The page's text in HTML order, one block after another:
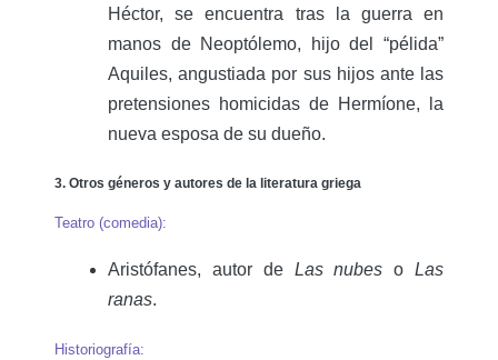
Héctor, se encuentra tras la guerra en
manos de Neoptólemo, hijo del “pélida”
Aquiles, angustiada por sus hijos ante las
pretensiones homicidas de Hermíone, la
nueva esposa de su dueño.
3. Otros géneros y autores de la literatura griega
Teatro (comedia):
Aristófanes, autor de Las nubes oLas
ranas.
Historiografía: